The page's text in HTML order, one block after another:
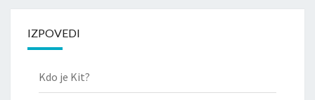
IZPOVEDI
Kdo je Kit?